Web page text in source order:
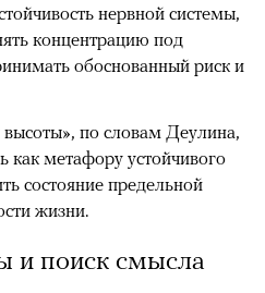
нервной системы,
концентрацию под
обоснованный риск и
по словам Деулина,
метафору устойчивого
состояние предельной
жизни.
и поиск смысла